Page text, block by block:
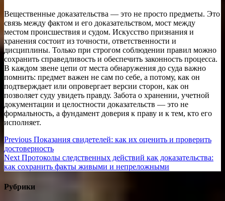
Вещественные доказательства — это не просто предметы. Это
связь между фактом и его доказательством, мост между
местом происшествия и судом. Искусство признания и
хранения состоит из точности, ответственности и
дисциплины. Только при строгом соблюдении правил можно
сохранить справедливость и обеспечить законность процесса.
В каждом звене цепи от места обнаружения до суда важно
помнить: предмет важен не сам по себе, а потому, как он
подтверждает или опровергает версии сторон, как он
позволяет суду увидеть правду. Забота о хранении, учетной
документации и целостности доказательств — это не
формальность, а фундамент доверия к праву и к тем, кто его
исполняет.
Навигация
по
записям
Previous Previous
post:
Показания свидетелей: как их оценить и проверить
достоверность
Next Next
post:
Протоколы следственных действий как доказательства:
как сохранить факты живыми и непреложными
Рубрики